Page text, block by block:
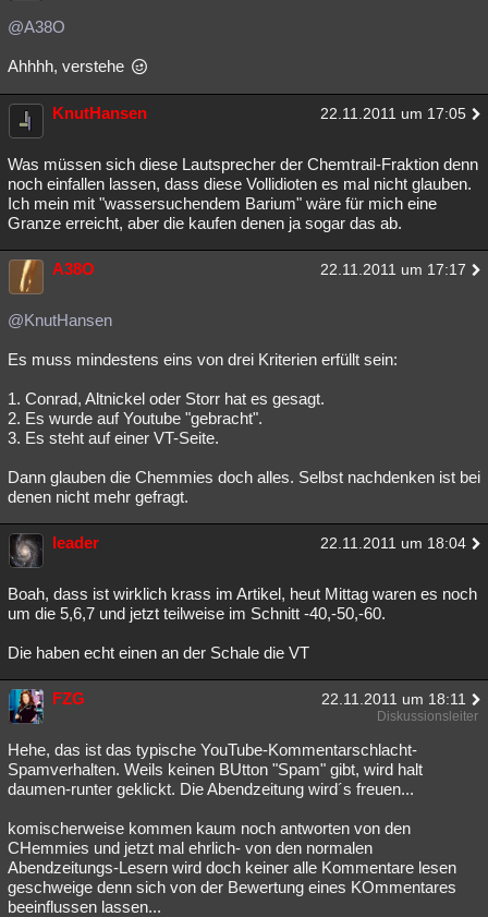
@A38O
Ahhhh, verstehe
KnutHansen 22.11.2011 um 17:05
Was müssen sich diese Lautsprecher der Chemtrail-Fraktion denn
noch einfallen lassen, dass diese Vollidioten es mal nicht glauben.
Ich mein mit "wassersuchendem Barium" wäre für mich eine
Granze erreicht, aber die kaufen denen ja sogar das ab.
A38O 22.11.2011 um 17:17
@KnutHansen
Es muss mindestens eins von drei Kriterien erfüllt sein:
1. Conrad, Altnickel oder Storr hat es gesagt.
2. Es wurde auf Youtube "gebracht".
3. Es steht auf einer VT-Seite.
Dann glauben die Chemmies doch alles. Selbst nachdenken ist bei
denen nicht mehr gefragt.
leader 22.11.2011 um 18:04
Boah, dass ist wirklich krass im Artikel, heut Mittag waren es noch
um die 5,6,7 und jetzt teilweise im Schnitt -40,-50,-60.
Die haben echt einen an der Schale die VT
FZG 22.11.2011 um 18:11
Diskussionsleiter
Hehe, das ist das typische YouTube-Kommentarschlacht-
Spamverhalten. Weils keinen BUtton "Spam" gibt, wird halt
daumen-runter geklickt. Die Abendzeitung wird´s freuen...
komischerweise kommen kaum noch antworten von den
CHemmies und jetzt mal ehrlich- von den normalen
Abendzeitungs-Lesern wird doch keiner alle Kommentare lesen
geschweige denn sich von der Bewertung eines KOmmentares
beeinflussen lassen...